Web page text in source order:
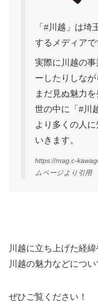
「#川越」は埼
するメディアで
実際に川越の
ーしたりしな
まだ見ぬ魅力を
世の中に「#川
より多くの人
いきます。
https://mag.c-
ムページより引用
川越に立ち上げた経
川越の魅力などについ
ぜひご覧ください！